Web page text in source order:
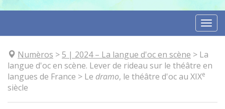
Numèros > 5 | 2024– La langue d'oc en scène > La
langue d'oc en scène. Lever de rideau sur le théâtre en
langues de France > Le dramo, le théâtre d'oc au XIXe
siècle